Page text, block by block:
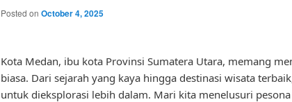
Posted on October 4, 2025
Kota Medan, ibu kota Provinsi Sumatera Utara, memang
biasa. Dari sejarah yang kaya hingga destinasi wisata
untuk dieksplorasi lebih dalam. Mari kita menelusuri